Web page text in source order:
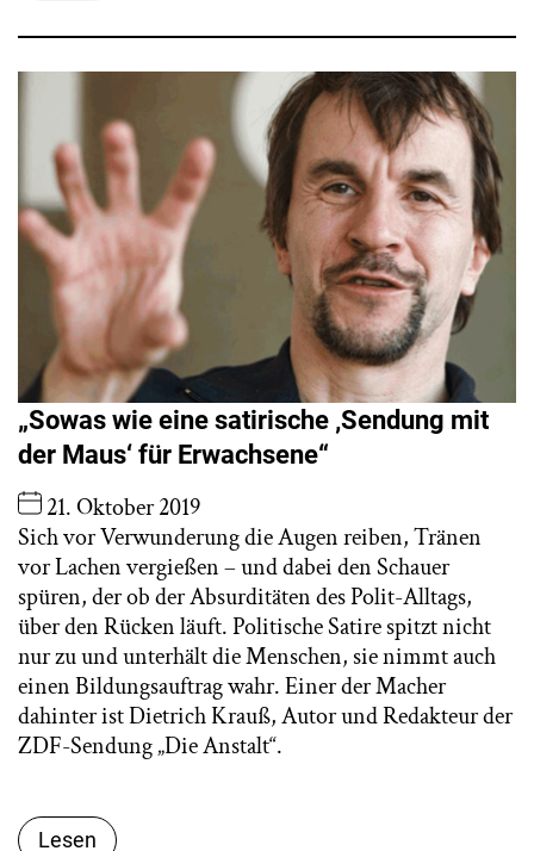
„Sowas wie eine satirische ‚Sendung mit
der Maus‘ für Erwachsene“
21. Oktober 2019
Sich vor Verwunderung die Augen reiben, Tränen
vor Lachen vergießen – und dabei den Schauer
spüren, der ob der Absurditäten des Polit-Alltags,
über den Rücken läuft. Politische Satire spitzt nicht
nur zu und unterhält die Menschen, sie nimmt auch
einen Bildungsauftrag wahr. Einer der Macher
dahinter ist Dietrich Krauß, Autor und Redakteur der
ZDF-Sendung „Die Anstalt“.
Lesen